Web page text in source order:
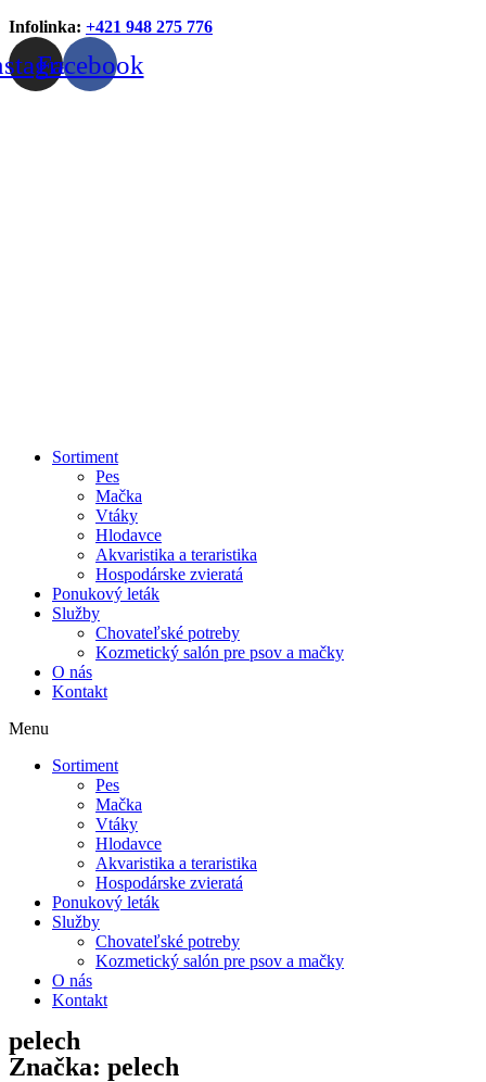
Infolinka: +421 948 275 776
Facebook
Sortiment
Pes
Mačka
Vtáky
Hlodavce
Akvaristika a teraristika
Hospodárske zvieratá
Ponukový leták
Služby
Chovateľské potreby
Kozmetický salón pre psov a mačky
O nás
Kontakt
Menu
Sortiment
Pes
Mačka
Vtáky
Hlodavce
Akvaristika a teraristika
Hospodárske zvieratá
Ponukový leták
Služby
Chovateľské potreby
Kozmetický salón pre psov a mačky
O nás
Kontakt
pelech
Značka: pelech